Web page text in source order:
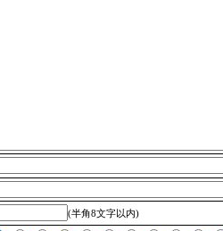
(半角8文字以内)